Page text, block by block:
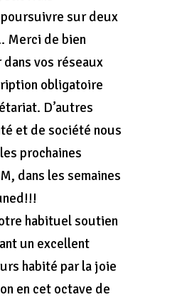
sur deux
Merci de bien
vos réseaux
obligatoire
D’autres
et de société nous
prochaines
dans les semaines
habituel soutien
un excellent
habité par la joie
en cet octave de